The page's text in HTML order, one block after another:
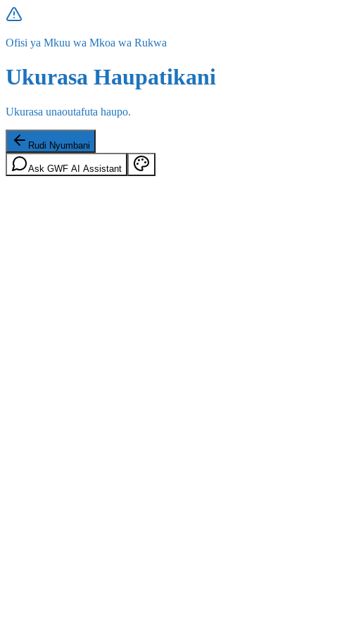
Ofisi ya Mkuu wa Mkoa wa Rukwa
Ukurasa Haupatikani
Ukurasa unaoutafuta haupo.
Rudi Nyumbani
Ask GWF AI Assistant